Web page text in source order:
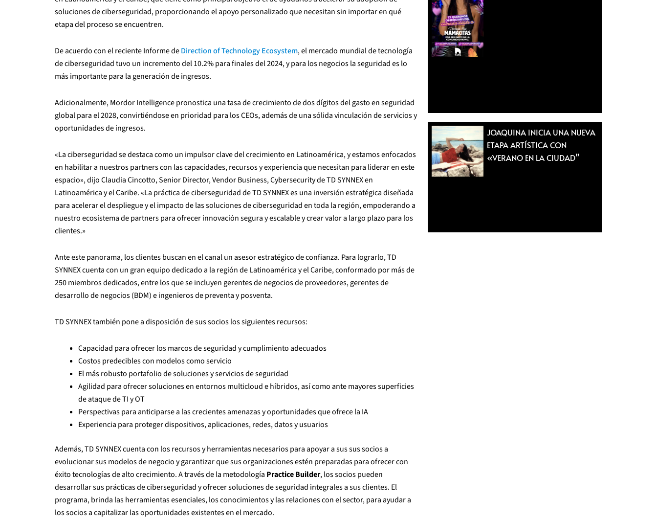
soluciones de ciberseguridad, proporcionando el apoyo personalizado que necesitan sin importar en qué
etapa del proceso se encuentren.
De acuerdo con el reciente Informe deDirection of Technology Ecosystem, el mercado mundial de tecnología
de ciberseguridad tuvo un incremento del 10.2% para finales del 2024, y para los negocios la seguridad es lo
más importante para la generación de ingresos.
Adicionalmente, Mordor Intelligence pronostica una tasa de crecimiento de dos dígitos del gasto en seguridad
global para el 2028, convirtiéndose en prioridad para los CEOs, además de una sólida vinculación de servicios y
oportunidades de ingresos.
«La ciberseguridad se destaca como un impulsor clave del crecimiento en Latinoamérica, y estamos enfocados
en habilitar a nuestros partners con las capacidades, recursos y experiencia que necesitan para liderar en este
espacio», dijo Claudia Cincotto, Senior Director, Vendor Business, Cybersecurity de TD SYNNEX en
Latinoamérica y el Caribe. «La práctica de ciberseguridad de TD SYNNEX es una inversión estratégica diseñada
para acelerar el despliegue y el impacto de las soluciones de ciberseguridad en toda la región, empoderando a
nuestro ecosistema de partners para ofrecer innovación segura y escalable y crear valor a largo plazo para los
clientes.»
Ante este panorama, los clientes buscan en el canal un asesor estratégico de confianza. Para lograrlo, TD
SYNNEX cuenta con un gran equipo dedicado a la región de Latinoamérica y el Caribe, conformado por más de
250 miembros dedicados, entre los que se incluyen gerentes de negocios de proveedores, gerentes de
desarrollo de negocios (BDM) e ingenieros de preventa y posventa.
TD SYNNEX también pone a disposición de sus socios los siguientes recursos:
Capacidad para ofrecer los marcos de seguridad y cumplimiento adecuados
Costos predecibles con modelos como servicio
El más robusto portafolio de soluciones y servicios de seguridad
Agilidad para ofrecer soluciones en entornos multicloud e híbridos, así como ante mayores superficies
de ataque de TI y OT
Perspectivas para anticiparse a las crecientes amenazas y oportunidades que ofrece la IA
Experiencia para proteger dispositivos, aplicaciones, redes, datos y usuarios
Además, TD SYNNEX cuenta con los recursos y herramientas necesarios para apoyar a sus sus socios a
evolucionar sus modelos de negocio y garantizar que sus organizaciones estén preparadas para ofrecer con
éxito tecnologías de alto crecimiento. A través de la metodología Practice Builder, los socios pueden
desarrollar sus prácticas de ciberseguridad y ofrecer soluciones de seguridad integrales a sus clientes. El
programa, brinda las herramientas esenciales, los conocimientos y las relaciones con el sector, para ayudar a
los socios a capitalizar las oportunidades existentes en el mercado.
JOAQUINA INICIA UNA NUEVA
ETAPA ARTÍSTICA CON
«VERANO EN LA CIUDAD”